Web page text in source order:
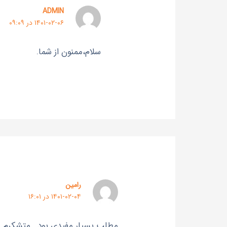
ADMIN
۱۴۰۱-۰۲-۰۶ در ۰۹:۰۹
سلام،ممنون از شما.
رامین
۱۴۰۱-۰۲-۰۴ در ۱۶:۰۱